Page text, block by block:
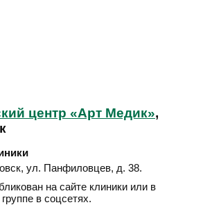
центр «Арт Медик»,
, ул. Панфиловцев, д. 38.
на сайте клиники или в
в соцсетях.